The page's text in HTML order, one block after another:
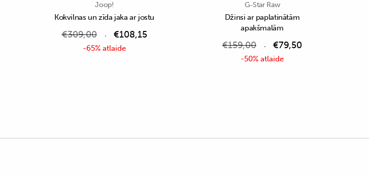
Joop!
Kokvilnas un zīda jaka ar jostu
€309,00 €108,15
-65% atlaide
G-Star Raw
Džinsi ar paplatinātām
apakšmalām
€159,00 €79,50
-50% atlaide